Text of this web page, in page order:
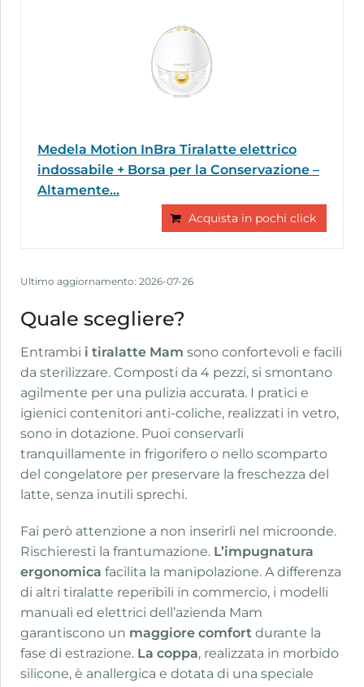
Medela Motion InBra Tiralatte elettrico
indossabile + Borsa per la Conservazione –
Altamente...
Acquista in pochi click
Ultimo aggiornamento: 2026-07-26
Quale scegliere?
Entrambi i tiralatte Mam sono confortevoli e facili
da sterilizzare. Composti da 4 pezzi, si smontano
agilmente per una pulizia accurata. I pratici e
igienici contenitori anti-coliche, realizzati in vetro,
sono in dotazione. Puoi conservarli
tranquillamente in frigorifero o nello scomparto
del congelatore per preservare la freschezza del
latte, senza inutili sprechi.
Fai però attenzione a non inserirli nel microonde.
Rischieresti la frantumazione. L’impugnatura
ergonomica facilita la manipolazione. A differenza
di altri tiralatte reperibili in commercio, i modelli
manuali ed elettrici dell’azienda Mam
garantiscono un maggiore comfort durante la
fase di estrazione. La coppa, realizzata in morbido
silicone, è anallergica e dotata di una speciale